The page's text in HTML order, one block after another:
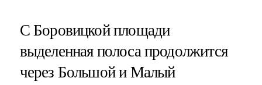
С Боровицкой площади
выделенная полоса продолжится
через Большой и Малый